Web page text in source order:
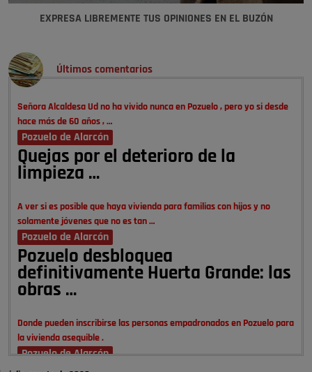
EXPRESA LIBREMENTE TUS OPINIONES EN EL BUZÓN
Últimos comentarios
Señora Alcaldesa Ud no ha vivido nunca en Pozuelo , pero yo si desde
hace más de 60 años , …
Pozuelo de Alarcón
Quejas por el deterioro de la
limpieza …
A ver si es posible que haya vivienda para familias con hijos y no
solamente jóvenes que no es tan …
Pozuelo de Alarcón
Pozuelo desbloquea
definitivamente Huerta Grande: las
obras …
Donde pueden inscribirse las personas empadronados en Pozuelo para
la vivienda asequible .
Pozuelo de Alarcón